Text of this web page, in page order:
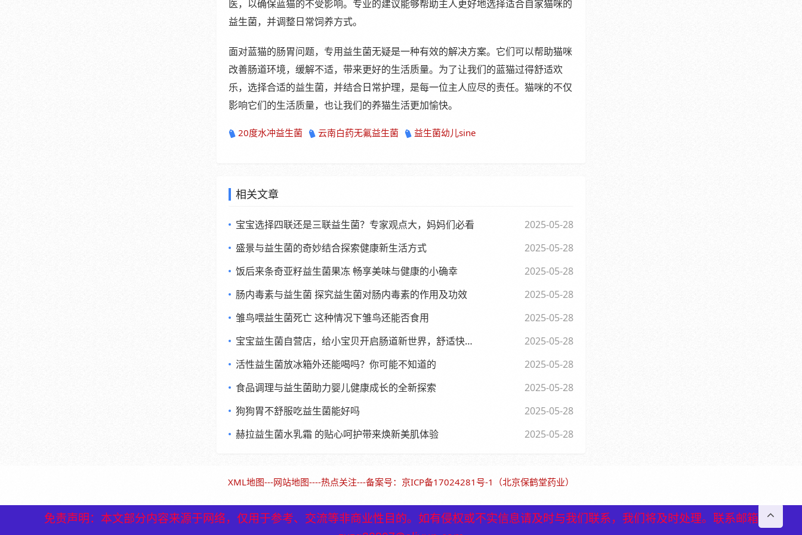
医，以确保蓝猫的不受影响。专业的建议能够帮助主人更好地选择适合自家猫咪的
益生菌，并调整日常饲养方式。
面对蓝猫的肠胃问题，专用益生菌无疑是一种有效的解决方案。它们可以帮助猫咪
改善肠道环境，缓解不适，带来更好的生活质量。为了让我们的蓝猫过得舒适欢
乐，选择合适的益生菌，并结合日常护理，是每一位主人应尽的责任。猫咪的不仅
影响它们的生活质量，也让我们的养猫生活更加愉快。
20度水冲益生菌 云南白药无氟益生菌 益生菌幼儿sine
相关文章
宝宝选择四联还是三联益生菌？专家观点大，妈妈们必看
2025-05-28
盛景与益生菌的奇妙结合探索健康新生活方式
2025-05-28
饭后来条奇亚籽益生菌果冻 畅享美味与健康的小确幸
2025-05-28
肠内毒素与益生菌 探究益生菌对肠内毒素的作用及功效
2025-05-28
雏鸟喂益生菌死亡 这种情况下雏鸟还能否食用
2025-05-28
宝宝益生菌自营店，给小宝贝开启肠道新世界，舒适快乐每一天
2025-05-28
活性益生菌放冰箱外还能喝吗？你可能不知道的
2025-05-28
食品调理与益生菌助力婴儿健康成长的全新探索
2025-05-28
狗狗胃不舒服吃益生菌能好吗
2025-05-28
赫拉益生菌水乳霜 的贴心呵护带来焕新美肌体验
2025-05-28
免责声明：本文部分内容来源于网络，仅用于参考、交流等非商业性目的。如有侵权或不实信息请及时与我们联系，我们将及时处理。联系邮箱
XML地图---网站地图----热点关注---备案号： 京ICP备17024281号-1（北京保鹤堂药业）
免责声明：本文部分内容来源于网络，仅用于参考、交流等非商业性目的。如有侵权或不实信息请及时与我们联系，我们将及时处理。联系邮箱